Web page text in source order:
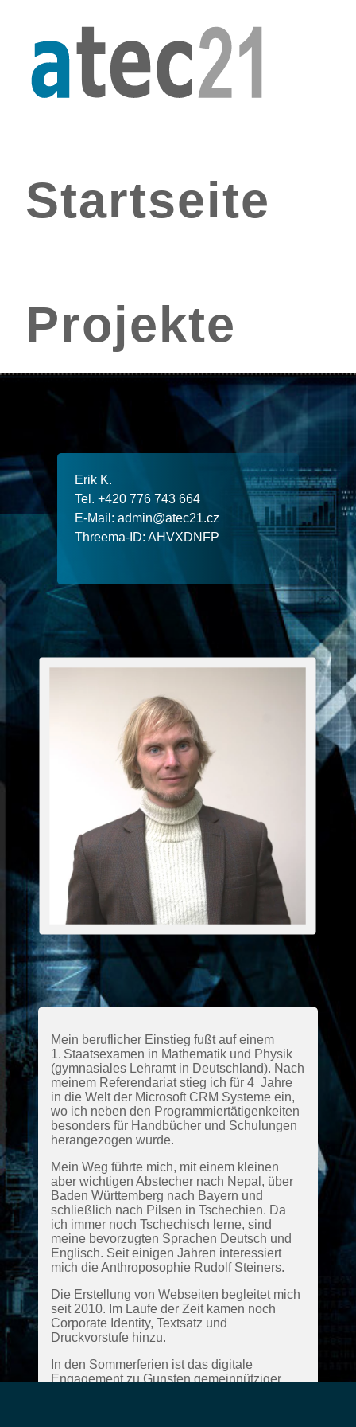
Startseite
Projekte
.K kirE
Tel.466 347 677 024+
E-Mail:zc.12ceta@nimda
Threema-ID: AHVXDNFP
Mein beruflicher Einstieg fußt auf einem
1.‍ ‍Staatsexamen in Mathematik und Physik
(gymnasiales Lehramt in Deutschland). Nach
meinem Referendariat stieg ich für 4‍ ‍Jahre
in die Welt der Microsoft CRM Systeme ein,
wo ich neben den Programmiertätigenkeiten
besonders für Handbücher und Schulungen
herangezogen wurde.
Mein Weg führte mich, mit einem kleinen
aber wichtigen Abstecher nach Nepal, über
Baden Württemberg nach Bayern und
schließlich nach Pilsen in Tschechien. Da
ich immer noch Tschechisch lerne, sind
meine bevorzugten Sprachen Deutsch und
Englisch. Seit einigen Jahren interessiert
mich die Anthroposophie Rudolf Steiners.
Die Erstellung von Webseiten begleitet mich
seit 2010. Im Laufe der Zeit kamen noch
Corporate Identity, Textsatz und
Druckvorstufe hinzu.
In den Sommerferien ist das digitale
Engagement zu Gunsten gemeinnütziger